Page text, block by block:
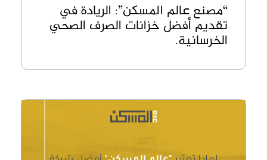
“مصنع عالم المسكن”: الريادة في
تقديم أفضل خزانات الصرف الصحي
الخرسانية.